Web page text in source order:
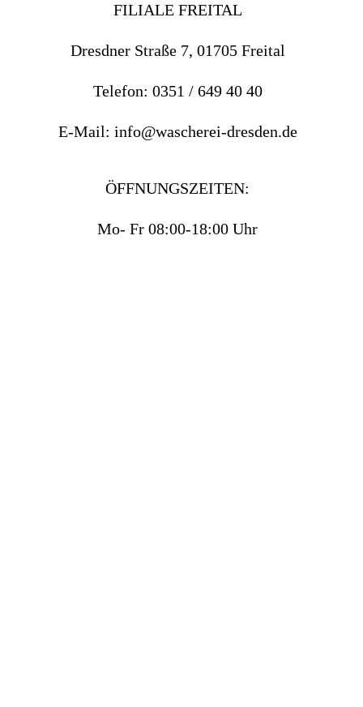
FILIALE FREITAL
Dresdner Straße 7, 01705 Freital
Telefon: 0351 / 649 40 40
E-Mail: info@wascherei-dresden.de
ÖFFNUNGSZEITEN:
Mo- Fr 08:00-18:00 Uhr